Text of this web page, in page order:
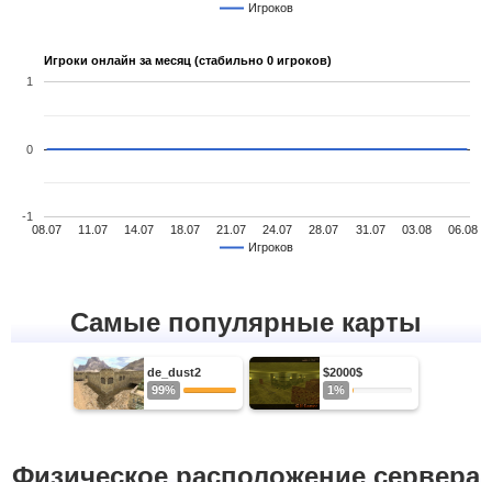
Игроков
Игроки онлайн за месяц (стабильно 0 игроков)
Игроков
08.07 11.07 14.07 18.07 21.07 24.07 28.07 31.07 03.08 06.08
-1
0
1
Самые популярные карты
de_dust2
99%
$2000$
1%
Физическое расположение сервера